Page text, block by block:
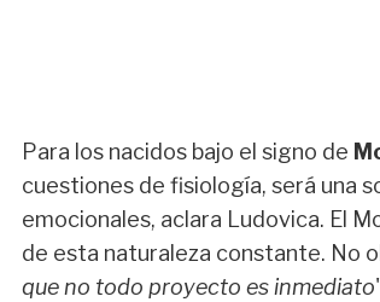
Para los nacidos bajo el signo de
cuestiones de fisiología, será una
emocionales, aclara Ludovica. El
de esta naturaleza constante. No
que no todo proyecto es inmediato